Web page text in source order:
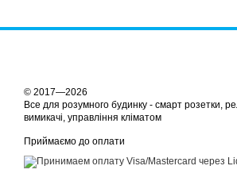
© 2017—2026
Все для розумного будинку - смарт розетки,
вимикачі, управління кліматом
Приймаємо до оплати